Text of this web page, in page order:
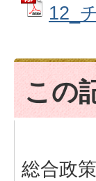
12_
この
総合政